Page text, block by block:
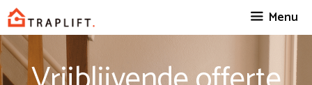
Spring
naar
inhoud
Menu